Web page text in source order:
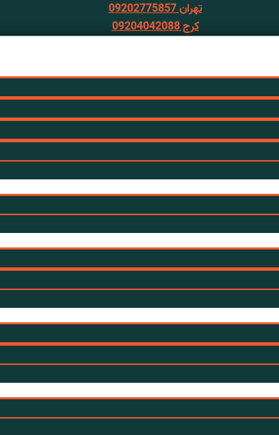
تهران 09202775857
کرج 09204042088